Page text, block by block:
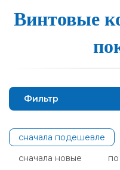
Вин­то­вые
Фильтр
сначала подешевле
сначала новые